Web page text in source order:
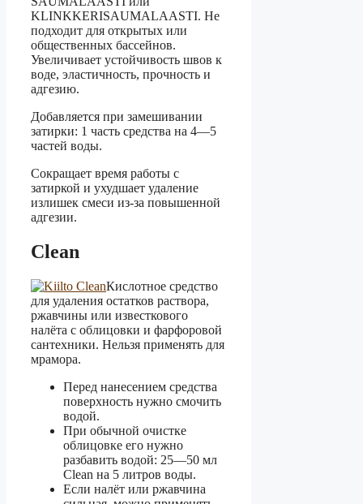
KLINKKERISAUMALAASTI. Не
подходит для открытых или
общественных бассейнов.
Увеличивает устойчивость швов к
воде, эластичность, прочность и
адгезию.
Добавляется при замешивании
затирки: 1 часть средства на 4—5
частей воды.
Сокращает время работы с
затиркой и ухудшает удаление
излишек смеси из-за повышенной
адгезии.
Clean
Кислотное средство
для удаления остатков раствора,
ржавчины или известкового
налёта с облицовки и фарфоровой
сантехники. Нельзя применять для
мрамора.
Перед нанесением средства
поверхность нужно смочить
водой.
При обычной очистке
облицовке его нужно
разбавить водой: 25—50 мл
Clean на 5 литров воды.
Если налёт или ржавчина